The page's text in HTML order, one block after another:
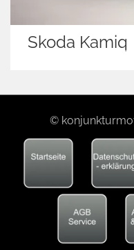
Skoda Kamiq
©